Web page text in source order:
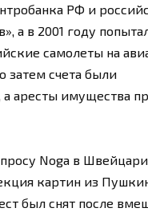
РФ и
а в 2001 году
самолеты на
затем счета были
а аресты имущества
Noga в
картин из
был снят после